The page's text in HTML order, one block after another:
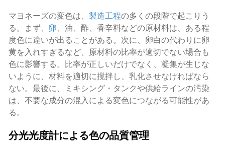
マヨネーズの変色は、 製造工程の多くの段階で起こりう
る。まず、 卵、油、酢、香辛料などの原材料は、ある程
度色に違いが出ることがある。次に、卵白の代わりに卵
黄を入れすぎるなど、原材料の比率が適切でない場合も
色に影響する。比率が正しいだけでなく、凝集が生じな
いように、材料を適切に撹拌し、乳化させなければなら
ない。最後に、ミキシング・タンクや供給ラインの汚染
は、不要な成分の混入による変色につながる可能性があ
る。
分光光度計による色の品質管理